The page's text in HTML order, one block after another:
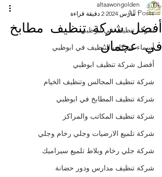
All Posts
شركة تنظيف في ابوظبي
أسماء شركات التنظيف في ابوظبي
أفضل شركة تنظيف ابوظبي
شركة تنظيف المجالس وتنظيف الخيام
شركة تنظيف المطابخ في ابوظبي
شركة تنظيف المكاتب والمراكز
شركة تلميع الارضيات وجلي رخام وجلي
شركة جلي رخام وبلاط تلميع سيراميك
شركة تنظيف مدارس ودور حضانة
أفضل شركة تنظيف مطابخ
في عجمان
altaawongolden
1 مارس 2024
2 دقيقة قراءة